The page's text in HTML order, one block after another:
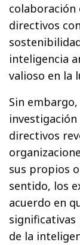
colaboración
directivos
inteligencia
valioso en la
Sin
investigación
directivos
sus propios
sentido, los
acuerdo en
significativas
de la